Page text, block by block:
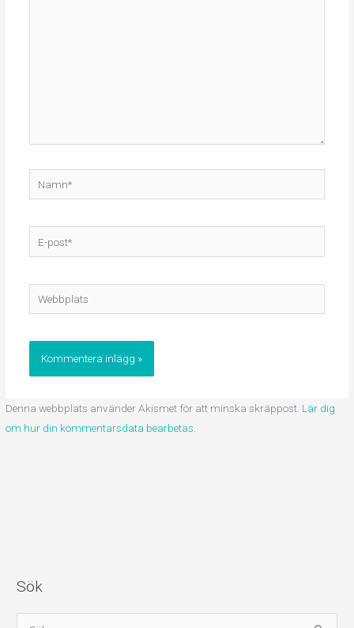
post*
Webbplats
Denna webbplats använder Akismet för att minska skräppost. Lär dig
om hur din kommentarsdata bearbetas
Sök